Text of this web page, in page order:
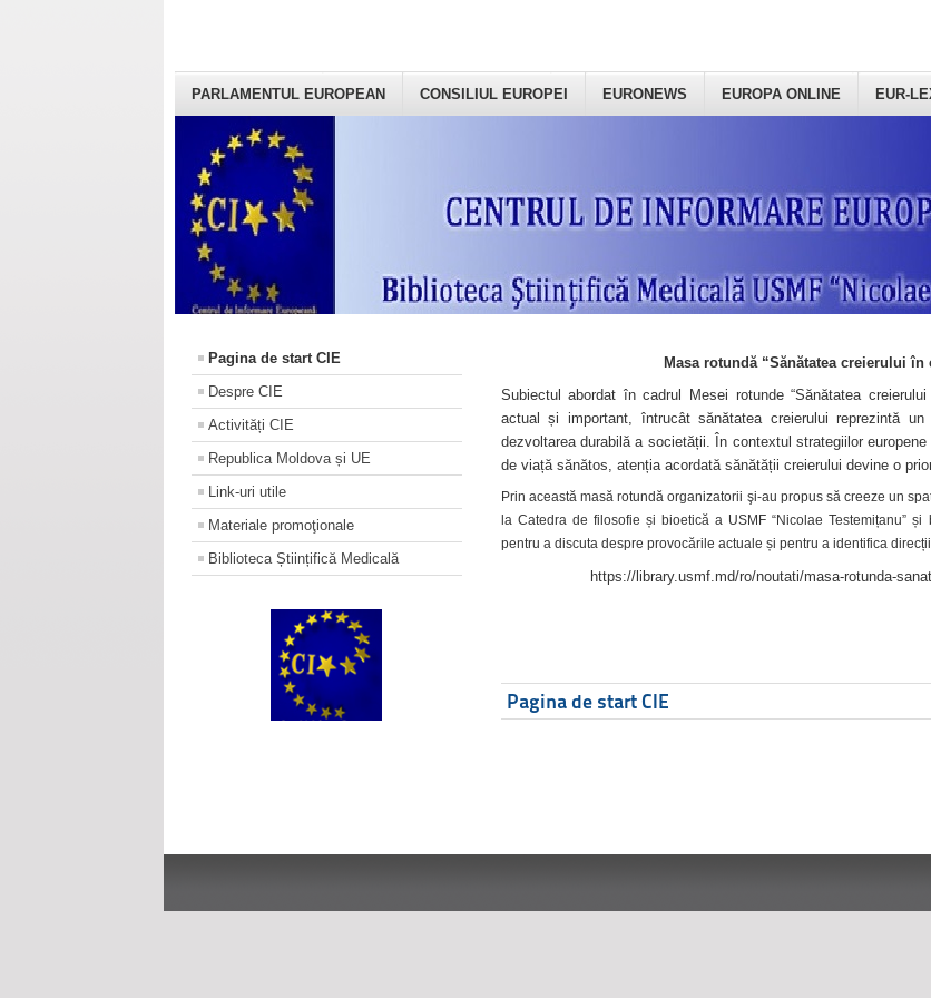
PARLAMENTUL EUROPEAN CONSILIUL EUROPEI EURONEWS EUROPA ONLINE EUR-
Pagina de start CIE
Despre CIE
Activități CIE
Republica Moldova și UE
Link-uri utile
Materiale promoţionale
Biblioteca Științifică Medicală
Masa rotundă “Sănătatea creierului
Subiectul abordat în cadrul Mesei rotunde “Sănătatea
actual și important, întrucât sănătatea creierului reprezintă
dezvoltarea durabilă a societății. În contextul strategiilor
de viață sănătos, atenția acordată sănătății creierului devine o
Prin această masă rotundă organizatorii şi-au propus să creeze un
la Catedra de filosofie și bioetică a USMF “Nicolae Testemițanu”
pentru a discuta despre provocările actuale și pentru a identifica
https://library.usmf.md/ro/noutati/masa-rotunda-
Pagina de start CIE